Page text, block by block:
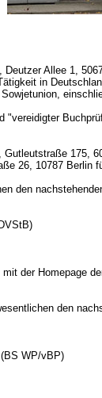
Deutzer Allee 1,
in
"vereidigter
175,
26, 10787 Berlin
den
der Homepage
den
WP/vBP)